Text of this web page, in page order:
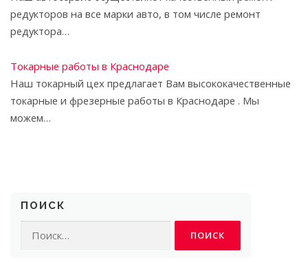
редукторов на все марки авто, в том числе ремонт
редуктора…
Токарные работы в Краснодаре
Наш токарный цех предлагает Вам высококачественные
токарные и фрезерные работы в Краснодаре . Мы
можем…
ПОИСК